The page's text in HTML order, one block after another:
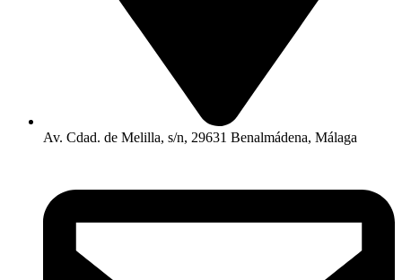
Av. Cdad. de Melilla, s/n, 29631 Benalmádena, Málaga